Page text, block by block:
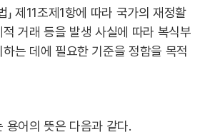
」 제11조제1항에 따라 국가의 재정활
거래 등을 발생 사실에 따라 복식부
는 데에 필요한 기준을 정함을 목적
용어의 뜻은 다음과 같다.